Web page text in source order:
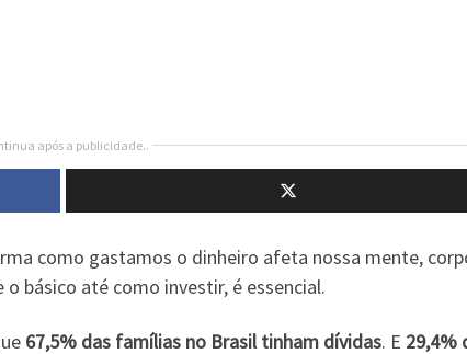
após a publicidade..
como gastamos o dinheiro afeta nossa mente,
básico até como investir, é essencial.
67,5% das famílias no Brasil tinham dívidas. E 29,4%